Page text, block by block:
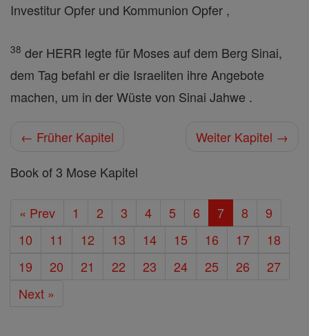
Investitur Opfer und Kommunion Opfer ,
38 der HERR legte für Moses auf dem Berg Sinai,
dem Tag befahl er die Israeliten ihre Angebote
machen, um in der Wüste von Sinai Jahwe .
← Früher Kapitel
Weiter Kapitel →
Book of 3 Mose Kapitel
« Prev 1 2 3 4 5 6 7 8
9
10
11 12 13 14 15 16 17
18
19
20 21 22 23 24 25 26
27
Next »